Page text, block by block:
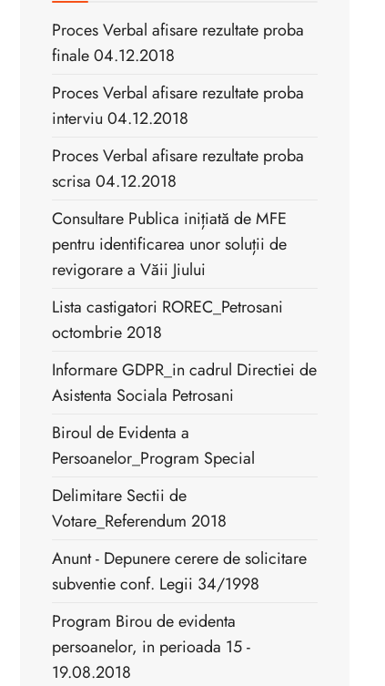
Proces Verbal afisare rezultate proba
finale 04.12.2018
Proces Verbal afisare rezultate proba
interviu 04.12.2018
Proces Verbal afisare rezultate proba
scrisa 04.12.2018
Consultare Publica inițiată de MFE
pentru identificarea unor soluții de
revigorare a Văii Jiului
Lista castigatori ROREC_Petrosani
octombrie 2018
Informare GDPR_in cadrul Directiei de
Asistenta Sociala Petrosani
Biroul de Evidenta a
Persoanelor_Program Special
Delimitare Sectii de
Votare_Referendum 2018
Anunt - Depunere cerere de solicitare
subventie conf. Legii 34/1998
Program Birou de evidenta
persoanelor, in perioada 15 -
19.08.2018